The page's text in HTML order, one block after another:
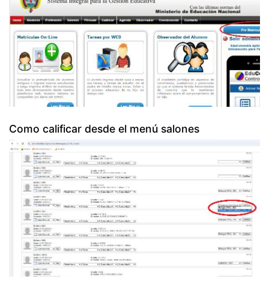
Como calificar desde el menú salones